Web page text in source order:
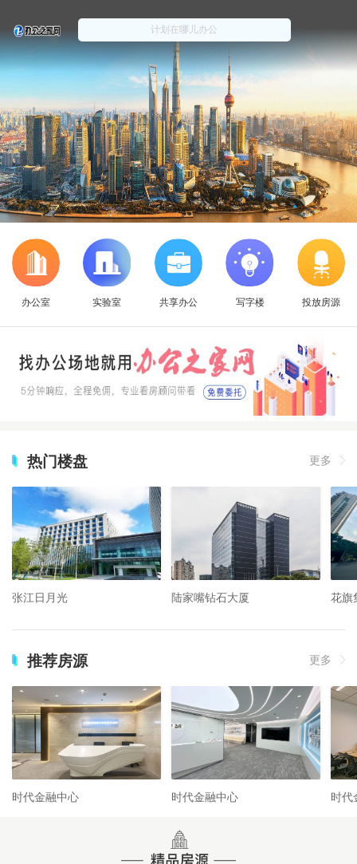
办公室 实验室 共享办公 写字楼 投放房源
热门楼盘 更多
张江日月光 陆家嘴钻石大厦 花旗
推荐房源 更多
时代金融中心 时代金融中心 时代